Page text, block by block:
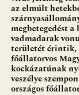
az elmúlt
megbetegedést
vadmadarak
területét érintik,
főállatorvos
kockázatúnak
veszélye
országos